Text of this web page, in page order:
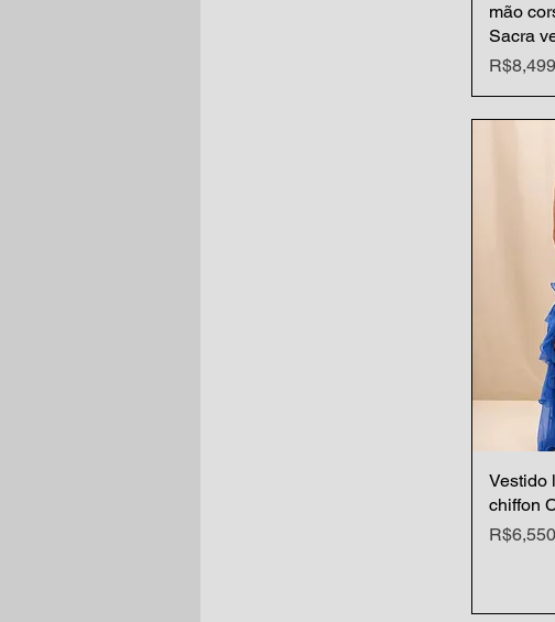
mão
Sacra
Price
Vestido
chiffon
Price